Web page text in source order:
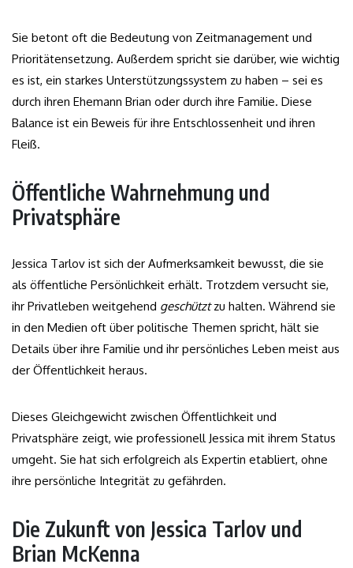
Sie betont oft die Bedeutung von Zeitmanagement und
Prioritätensetzung. Außerdem spricht sie darüber, wie wichtig
es ist, ein starkes Unterstützungssystem zu haben – sei es
durch ihren Ehemann Brian oder durch ihre Familie. Diese
Balance ist ein Beweis für ihre Entschlossenheit und ihren
Fleiß.
Öffentliche Wahrnehmung und
Privatsphäre
Jessica Tarlov ist sich der Aufmerksamkeit bewusst, die sie
als öffentliche Persönlichkeit erhält. Trotzdem versucht sie,
ihr Privatleben weitgehend geschütztzu halten. Während sie
in den Medien oft über politische Themen spricht, hält sie
Details über ihre Familie und ihr persönliches Leben meist aus
der Öffentlichkeit heraus.
Dieses Gleichgewicht zwischen Öffentlichkeit und
Privatsphäre zeigt, wie professionell Jessica mit ihrem Status
umgeht. Sie hat sich erfolgreich als Expertin etabliert, ohne
ihre persönliche Integrität zu gefährden.
Die Zukunft von Jessica Tarlov und
Brian McKenna